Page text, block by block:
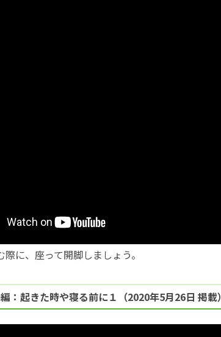
に、座って開脚しましょう。
：起きた時や寝る前に１（2020年5月26日 掲載）